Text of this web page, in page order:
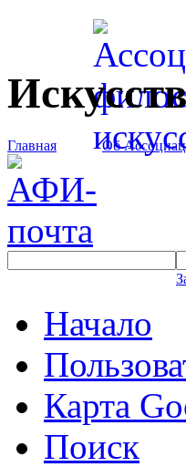
Главная Об
Начало
Карта
Поиск